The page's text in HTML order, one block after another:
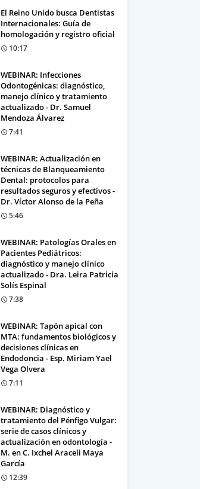
El Reino Unido busca Dentistas
Internacionales: Guía de
homologación y registro oficial
10:17
WEBINAR: Infecciones
Odontogénicas: diagnóstico,
manejo clínico y tratamiento
actualizado - Dr. Samuel
Mendoza Álvarez
7:41
WEBINAR: Actualización en
técnicas de Blanqueamiento
Dental: protocolos para
resultados seguros y efectivos -
Dr. Víctor Alonso de la Peña
5:46
WEBINAR: Patologías Orales en
Pacientes Pediátricos:
diagnóstico y manejo clínico
actualizado - Dra. Leira Patricia
Solís Espinal
7:38
WEBINAR: Tapón apical con
MTA: fundamentos biológicos y
decisiones clínicas en
Endodoncia - Esp. Miriam Yael
Vega Olvera
7:11
WEBINAR: Diagnóstico y
tratamiento del Pénfigo Vulgar:
serie de casos clínicos y
actualización en odontología -
M. en C. Ixchel Araceli Maya
García
12:39